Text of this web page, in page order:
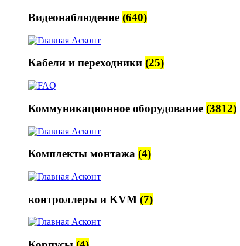
Видеонаблюдение (640)
Кабели и переходники (25)
Коммуникационное оборудование (3812)
Комплекты монтажа (4)
контроллеры и KVM (7)